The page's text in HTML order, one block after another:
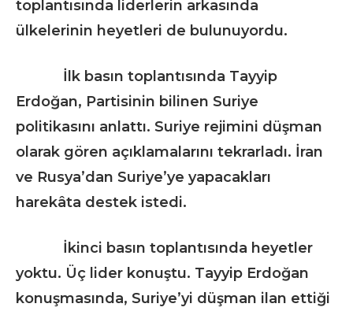
toplantısında liderlerin arkasında
ülkelerinin heyetleri de bulunuyordu.
İlk basın toplantısında Tayyip
Erdoğan, Partisinin bilinen Suriye
politikasını anlattı. Suriye rejimini düşman
olarak gören açıklamalarını tekrarladı. İran
ve Rusya’dan Suriye’ye yapacakları
harekâta destek istedi.
İkinci basın toplantısında heyetler
yoktu. Üç lider konuştu. Tayyip Erdoğan
konuşmasında, Suriye’yi düşman ilan ettiği